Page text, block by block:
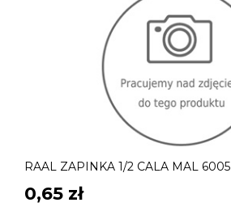
RAAL ZAPINKA 1/2 CALA MAL 6005
0,65 zł